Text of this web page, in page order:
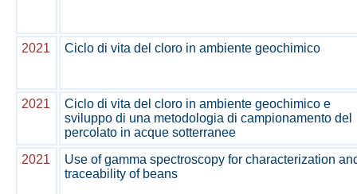
2021 Ciclo di vita del cloro in ambiente geochimico
2021
Ciclo di vita del cloro in ambiente geochimico e
sviluppo di una metodologia di campionamento del
percolato in acque sotterranee
2021
Use of gamma spectroscopy for characterization
traceability of beans